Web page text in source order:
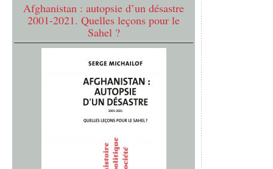
Afghanistan : autopsie d’un désastre
2001-2021. Quelles leçons pour le
Sahel ?